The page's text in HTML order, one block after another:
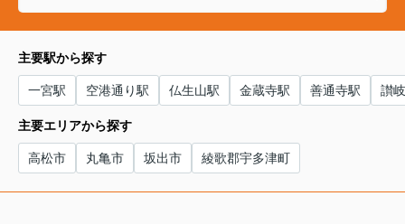
主要駅から探す
一宮駅 空港通り駅 仏生山駅 金蔵寺駅 善通寺駅 讃
主要エリアから探す
高松市 丸亀市 坂出市 綾歌郡宇多津町